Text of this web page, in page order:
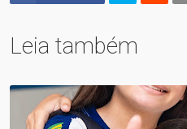
Leia também